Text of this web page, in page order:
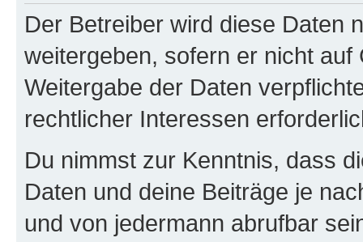
Der Betreiber wird diese Daten
weitergeben, sofern er nicht
Weitergabe der Daten
rechtlicher Interessen
Du nimmst zur Kenntnis, dass
Daten und deine Beiträge je
und von jedermann abrufbar